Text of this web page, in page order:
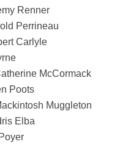
Renner
Perrineau
Carlyle
McCormack
Muggleton
Elba